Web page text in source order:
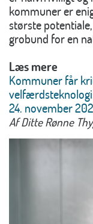
kommuner er
største
grobund for en
Læs mere
Kommuner får
24. november
Af Ditte Rønne